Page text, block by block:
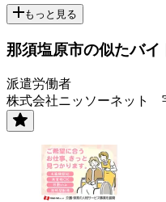
もっと見る
那須塩原市の似たバイ
派遣労働者
株式会社ニッソーネット